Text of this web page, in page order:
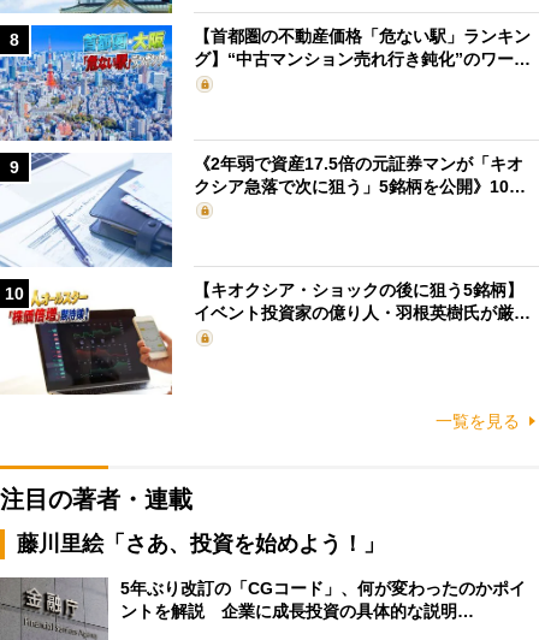
8
【首都圏の不動産価格「危ない駅」ランキン
グ】“中古マンション売れ行き鈍化”のワー…
9
《2年弱で資産17.5倍の元証券マンが「キオ
クシア急落で次に狙う」5銘柄を公開》10…
10
【キオクシア・ショックの後に狙う5銘柄】
イベント投資家の億り人・羽根英樹氏が厳…
一覧を見る
注目の著者・連載
藤川里絵「さあ、投資を始めよう！」
5年ぶり改訂の「CGコード」、何が変わったのかポイ
ントを解説 企業に成長投資の具体的な説明…